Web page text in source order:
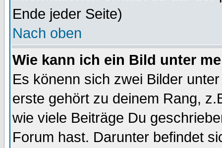
Ende jeder Seite)
Nach oben
Wie kann ich ein Bild unter
Es könenn sich zwei Bilder
erste gehört zu deinem Rang,
wie viele Beiträge Du
Forum hast. Darunter befindet